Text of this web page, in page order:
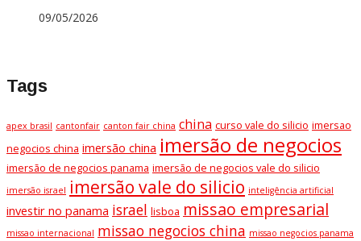
09/05/2026
Tags
apex brasil cantonfair canton fair china china curso vale do silicio imersao
negocios china imersão china imersão de negocios
imersão de negocios panama imersão de negocios vale do silicio
imersão israel imersão vale do silicio inteligência artificial
investir no panama israel lisboa missao empresarial
missao internacional missao negocios china missao negocios panama